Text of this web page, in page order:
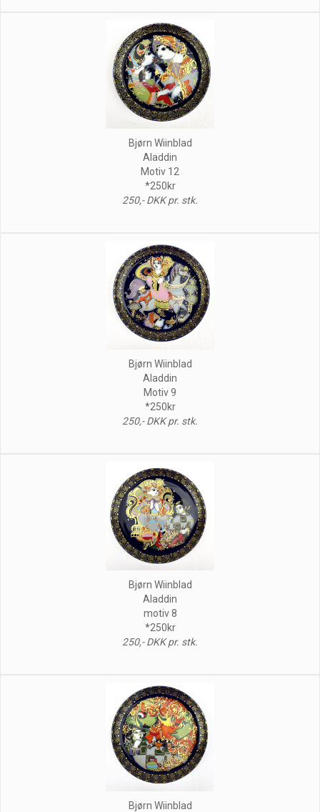
Bjørn Wiinblad
Aladdin
Motiv 12
*250kr
250,- DKK pr. stk.
Bjørn Wiinblad
Aladdin
Motiv 9
*250kr
250,- DKK pr. stk.
Bjørn Wiinblad
Aladdin
motiv 8
*250kr
250,- DKK pr. stk.
Bjørn Wiinblad